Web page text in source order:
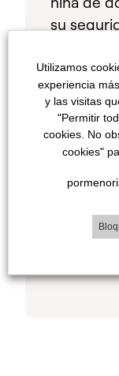
su
haber
Europea
Utilizamos
experiencia
y las visitas
"Permitir
cookies. No
cookies"